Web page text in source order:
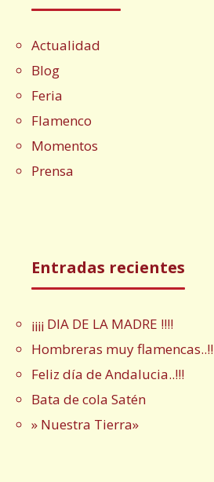
Actualidad
Blog
Feria
Flamenco
Momentos
Prensa
Entradas recientes
¡¡¡¡ DIA DE LA MADRE !!!!
Hombreras muy flamencas..!!
Feliz día de Andalucia..!!!
Bata de cola Satén
» Nuestra Tierra»